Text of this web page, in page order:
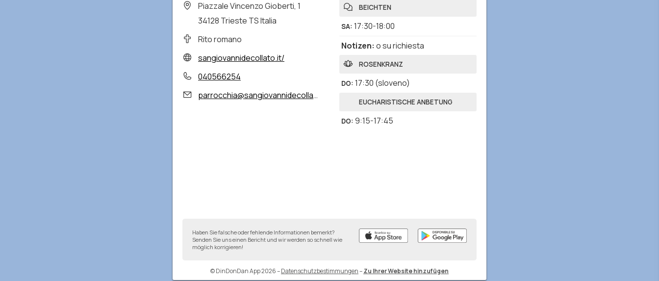
Piazzale Vincenzo Gioberti, 1
34128 Trieste TS Italia
Rito romano
sangiovannidecollato.it/
040566254
parrocchia@sangiovannidecollato.it
BEICHTEN
SA: 17:30-18:00
Notizen: o su richiesta
ROSENKRANZ
DO: 17:30 (sloveno)
EUCHARISTISCHE ANBETUNG
DO: 9:15-17:45
Haben Sie falsche oder fehlende Informationen bemerkt?
Senden Sie uns einen Bericht und wir werden so schnell wie
möglich korrigieren!
© DinDonDan App 2026–Datenschutzbestimmungen–Zu Ihrer Website hinzufügen